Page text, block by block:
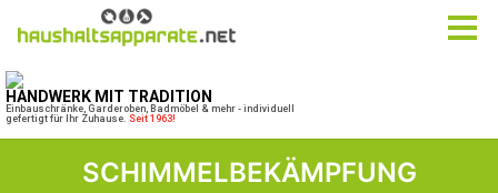
SCHIMMELBEKÄMPFUNG